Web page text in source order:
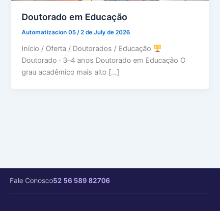
Doutorado em Educação
Automatizacion 05/2 de July de 2026
Início / Oferta / Doutorados / Educação
Doutorado · 3–4 anos Doutorado em Educação O
grau acadêmico mais alto […]
Fale Conosco52 56 589 82706